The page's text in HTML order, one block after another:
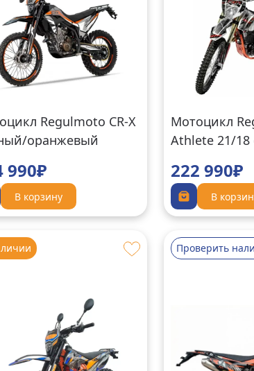
Regulmoto CR-X
оранжевый
990₽
В корзину
Мотоцикл
Athlete 21/
222 990₽
В
Проверить